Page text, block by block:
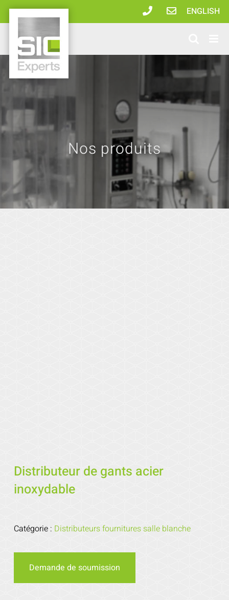
Passer
au
contenu
ENGLISH
Nos produits
Distributeur de gants acier
inoxydable
Catégorie : Distributeurs fournitures salle blanche
Demande de soumission